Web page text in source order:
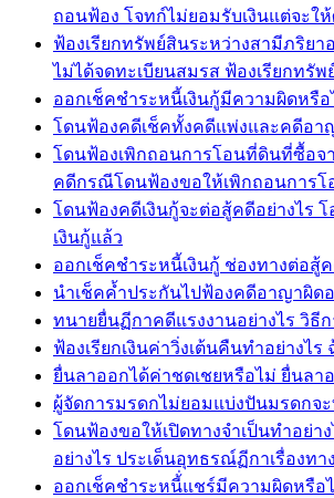
ถอนฟ้อง โจทก์ไม่ยอมรับเงินแต่จะใ
ฟ้องเรียกทรัพย์สินระหว่างสามีภริย
ไม่ได้จดทะเบียนสมรส ฟ้องเรียกทรั
ออกเช็คชำระหนี้เงินกู้มีความผิดหรื
โดนฟ้องคดีเช็คทั้งคดีแพ่งและคดีอาญ
โดนฟ้องเพิกถอนการโอนที่ดินที่ซื้อจ
คดีกรณีโดนฟ้องขอให้เพิกถอนการ
โดนฟ้องคดีเงินกู้จะต่อสู้คดีอย่างไร
เงินกู้แล้ว
ออกเช็คชำระหนี้เงินกู้ ช่องทางต่อสู้
นำเช็คค้ำประกันไปฟ้องคดีอาญาผิด
ทนายยื่นฏีกาคดีแรงงานอย่างไร วิธี
ฟ้องเรียกเงินค่าวิ่งเต้นคืนทำอย่างไ
ยื่นลาออกได้ค่าชดเชยหรือไม่ ยื่นลา
ผู้จัดการมรดกไม่ยอมแบ่งปันมรดกจ
โดนฟ้องขอให้เปิดทางจำเป็นทำอย่า
อย่างไร ประเด็นอุทธรณ์ฏีกาเรื่องทา
ออกเช็คชำระหนี้่แชร์มีความผิดหรือ